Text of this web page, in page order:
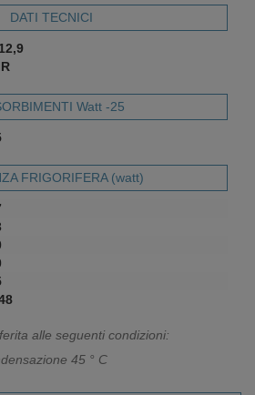
DATI TECNICI
Watt -25
FRIGORIFERA (watt)
alle seguenti condizioni:
45 ° C